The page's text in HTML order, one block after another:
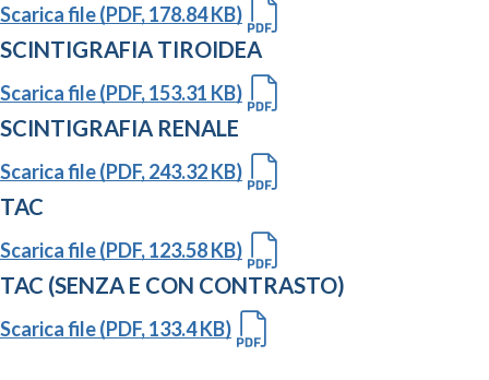
Scarica file (PDF, 178.84 KB)
SCINTIGRAFIA TIROIDEA
Scarica file (PDF, 153.31 KB)
SCINTIGRAFIA RENALE
Scarica file (PDF, 243.32 KB)
TAC
Scarica file (PDF, 123.58 KB)
TAC (SENZA E CON CONTRASTO)
Scarica file (PDF, 133.4 KB)